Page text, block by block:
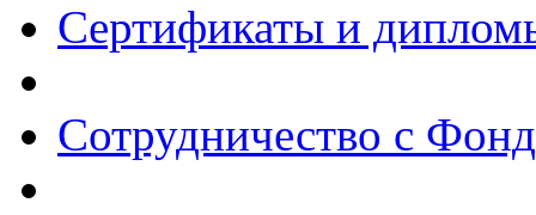
Сертификаты и
Сотрудничество с